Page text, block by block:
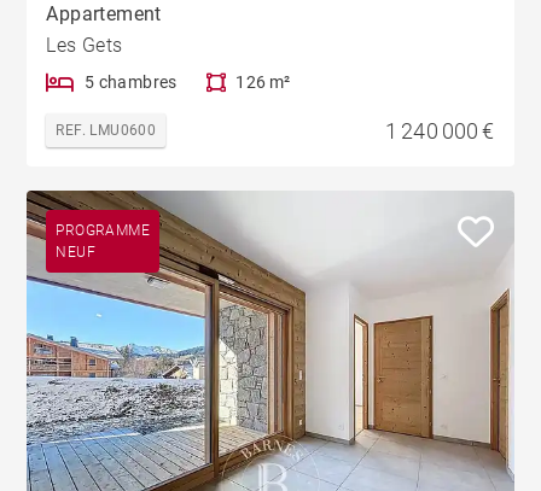
Appartement
Les Gets
5 chambres 126 m²
REF. LMU0600 1 240 000 €
PROGRAMME
NEUF